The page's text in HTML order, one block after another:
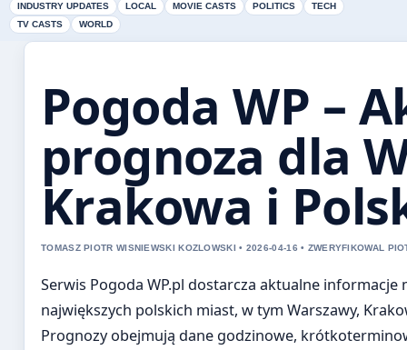
INDUSTRY UPDATES
LOCAL MOVIE CASTS POLITICS
TECH
TV CASTS
WORLD
Pogoda WP –
prognoza dla
Krakowa i
TOMASZ PIOTR WISNIEWSKI KOZLOWSKI • 2026-04-16 • ZWERYFIKOWAL
Serwis Pogoda WP.pl dostarcza aktualne
największych polskich miast, w tym Warszawy,
Prognozy obejmują dane godzinowe,